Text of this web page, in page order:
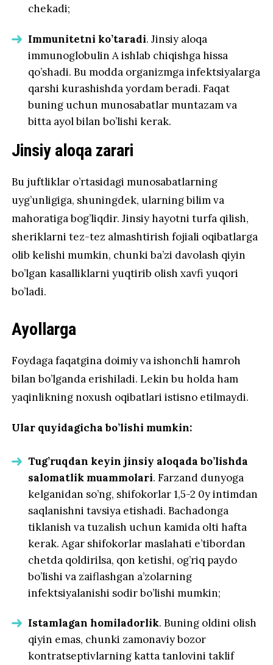
chekadi;
Immunitetni ko’taradi. Jinsiy aloqa
immunoglobulin A ishlab chiqishga hissa
qo’shadi. Bu modda organizmga infektsiyalarga
qarshi kurashishda yordam beradi. Faqat
buning uchun munosabatlar muntazam va
bitta ayol bilan bo’lishi kerak.
Jinsiy aloqa zarari
Bu juftliklar o’rtasidagi munosabatlarning
uyg’unligiga, shuningdek, ularning bilim va
mahoratiga bog’liqdir. Jinsiy hayotni turfa qilish,
sheriklarni tez-tez almashtirish fojiali oqibatlarga
olib kelishi mumkin, chunki ba’zi davolash qiyin
bo’lgan kasalliklarni yuqtirib olish xavfi yuqori
bo’ladi.
Ayollarga
Foydaga faqatgina doimiy va ishonchli hamroh
bilan bo’lganda erishiladi. Lekin bu holda ham
yaqinlikning noxush oqibatlari istisno etilmaydi.
Ular quyidagicha bo’lishi mumkin:
Tug’ruqdan keyin jinsiy aloqada bo’lishda
salomatlik muammolari. Farzand dunyoga
kelganidan so’ng, shifokorlar 1,5-2 0y intimdan
saqlanishni tavsiya etishadi. Bachadonga
tiklanish va tuzalish uchun kamida olti hafta
kerak. Agar shifokorlar maslahati e’tibordan
chetda qoldirilsa, qon ketishi, og’riq paydo
bo’lishi va zaiflashgan a’zolarning
infektsiyalanishi sodir bo’lishi mumkin;
Istamlagan homiladorlik. Buning oldini olish
qiyin emas, chunki zamonaviy bozor
kontratseptivlarning katta tanlovini taklif